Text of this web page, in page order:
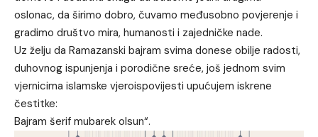
oslonac, da širimo dobro, čuvamo međusobno povjerenje i
gradimo društvo mira, humanosti i zajedničke nade.
Uz želju da Ramazanski bajram svima donese obilje radosti,
duhovnog ispunjenja i porodične sreće, još jednom svim
vjernicima islamske vjeroispovijesti upućujem iskrene
čestitke:
Bajram šerif mubarek olsun“.